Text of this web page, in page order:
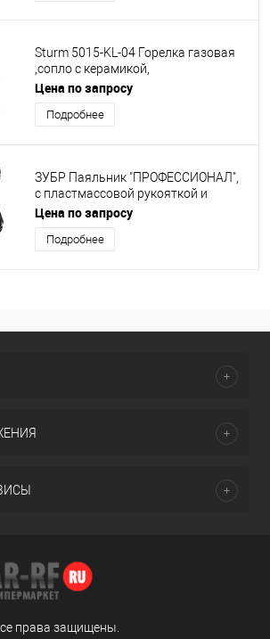
Sturm 5015-KL-04 Горелка газовая
,сопло с керамикой,
пьезоподжиг(кнопка),металл.
корпус, Sturm [5015-KL-04]
Цена по запросу
Подробнее
ЗУБР Паяльник "ПРОФЕССИОНАЛ",
с пластмассовой рукояткой и
долговечным жалом, 500Вт, клин
[55302-500]
Цена по запросу
Подробнее
права защищены.